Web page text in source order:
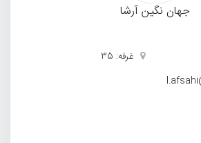
جهان نگین آرشا
غرفه: 35